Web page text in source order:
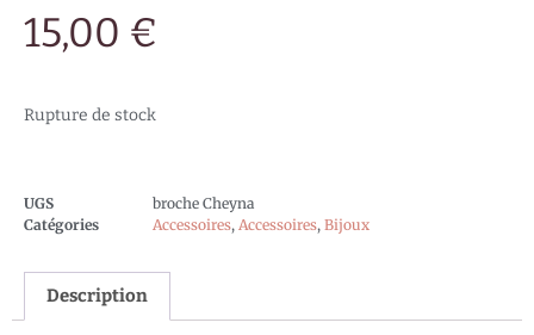
15,00 €
Rupture de stock
UGS
broche Cheyna
Catégories
Accessoires, Accessoires, Bijoux
Description